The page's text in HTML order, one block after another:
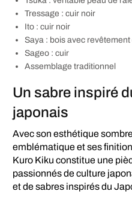
Tressage : cuir noir
Ito : cuir noir
Saya : bois avec
Sageo : cuir
Assemblage traditionnel
Un sabre inspiré
japonais
Avec son esthétique
emblématique et ses
Kuro Kiku constitue une
passionnés de culture
et de sabres inspirés du